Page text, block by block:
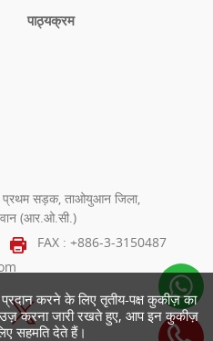
करने के लिए तृतीय-पक्ष कुकीज़ का
करना जारी रखते हुए, आप इन कुकीज़
सहमति देते हैं।
पाठ्यक्रम
प्रथम सड़क, ताओयुआन जिला,
(आर.ओ.सी.)
FAX : +886-3-3150487